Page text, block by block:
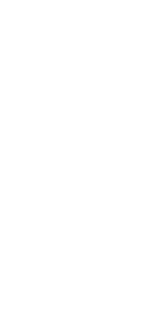
de fraude de
150.000
comunicarlo
Según
de
,